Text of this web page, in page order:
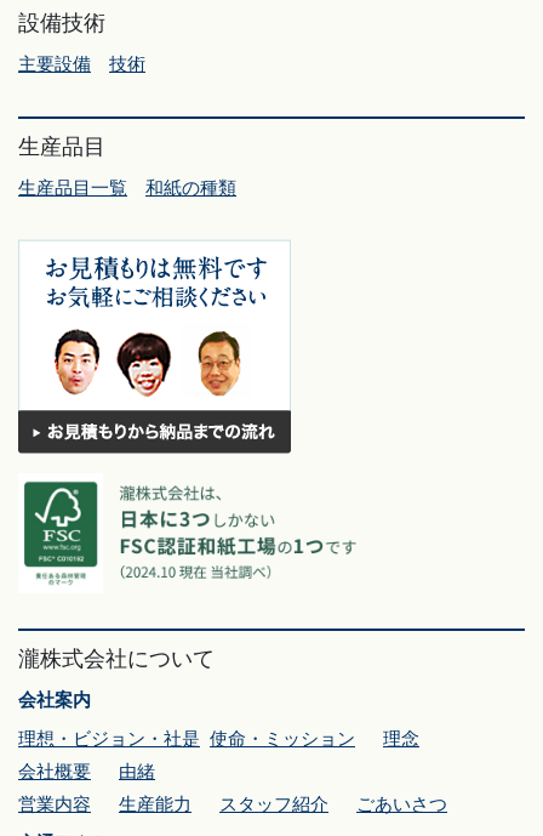
設備技術
主要設備 技術
生産品目
生産品目一覧 和紙の種類
瀧株式会社について
会社案内
理想・ビジョン・社是 使命・ミッション
理念
会社概要
由緒
営業内容
生産能力 スタッフ紹介
ごあいさつ